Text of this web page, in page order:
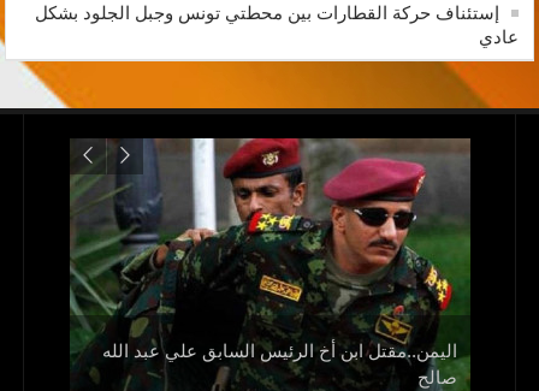
إستئناف حركة القطارات بين محطتي تونس وجبل الجلود بشكل
عادي
اليمن..مقتل ابن أخ الرئيس السابق علي عبد الله
صالح